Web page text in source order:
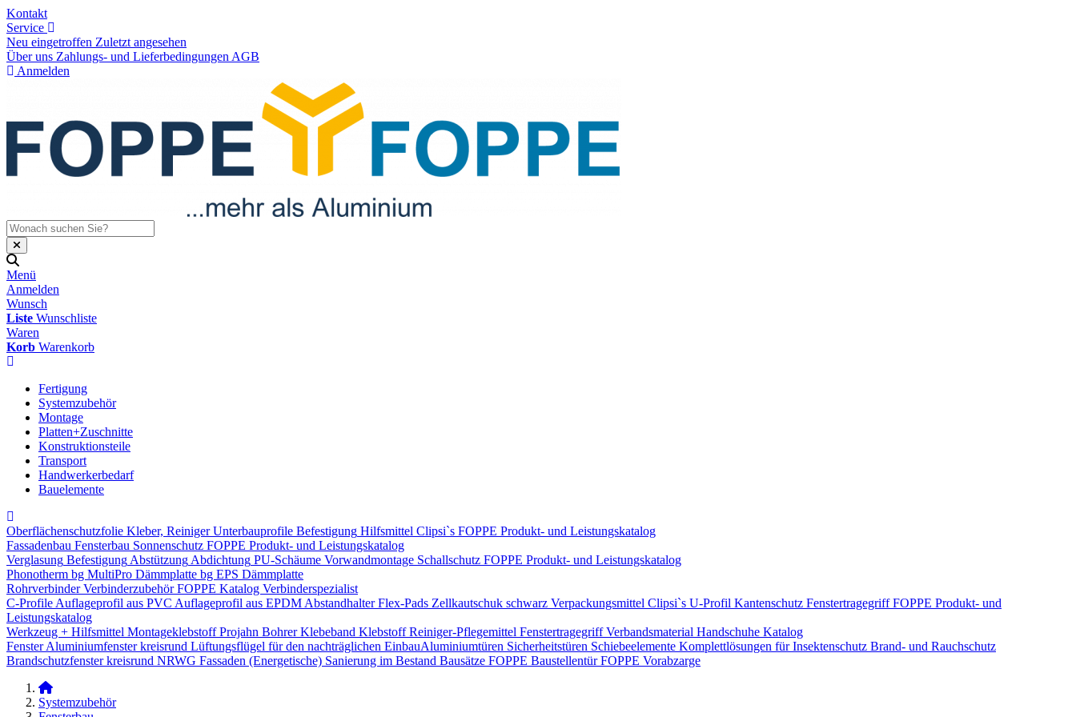
Kontakt
Service
Neu eingetroffen Zuletzt angesehen
Über uns Zahlungs- und Lieferbedingungen AGB
Anmelden
Menü
Anmelden
Wunsch
Liste Wunschliste
Waren
Korb Warenkorb
Fertigung
Systemzubehör
Montage
Platten+Zuschnitte
Konstruktionsteile
Transport
Handwerkerbedarf
Bauelemente
Oberflächenschutzfolie Kleber, Reiniger Unterbauprofile Befestigung Hilfsmittel Clipsi`s FOPPE Produkt- und Leistungskatalog
Fassadenbau Fensterbau Sonnenschutz FOPPE Produkt- und Leistungskatalog
Verglasung Befestigung Abstützung Abdichtung PU-Schäume Vorwandmontage Schallschutz FOPPE Produkt- und Leistungskatalog
Phonotherm bg MultiPro Dämmplatte bg EPS Dämmplatte
Rohrverbinder Verbinderzubehör FOPPE Katalog Verbinderspezialist
C-Profile Auflageprofil aus PVC Auflageprofil aus EPDM Abstandhalter Flex-Pads Zellkautschuk schwarz Verpackungsmittel Clipsi`s U-Profil Kantenschutz Fenstertragegriff FOPPE Produkt- und
Leistungskatalog
Werkzeug + Hilfsmittel Montageklebstoff Projahn Bohrer Klebeband Klebstoff Reiniger-Pflegemittel Fenstertragegriff Verbandsmaterial Handschuhe Katalog
Fenster Aluminiumfenster kreisrund Lüftungsflügel für den nachträglichen Einbau​Aluminiumtüren Sicherheitstüren Schiebeelemente Komplettlösungen für Insektenschutz Brand- und Rauchschutz​
Brandschutzfenster kreisrund NRWG Fassaden (Energetische) Sanierung im Bestand Bausätze FOPPE Baustellentür FOPPE Vorabzarge
Systemzubehör